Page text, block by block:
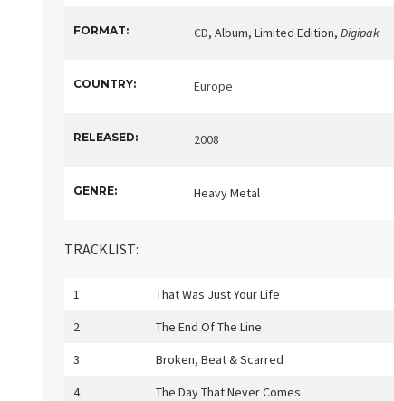
FORMAT: CD, Album, Limited Edition, Digipak
COUNTRY: Europe
RELEASED: 2008
GENRE: Heavy Metal
TRACKLIST:
1 That Was Just Your Life
2
The End Of The Line
3
Broken, Beat & Scarred
4
The Day That Never Comes